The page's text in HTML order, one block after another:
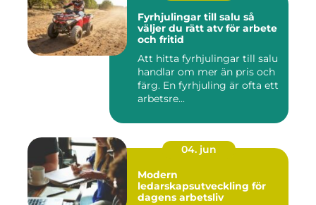
Fyrhjulingar till salu så
väljer du rätt atv för arbete
och fritid
Att hitta fyrhjulingar till salu
handlar om mer än pris och
färg. En fyrhjuling är ofta ett
arbetsre...
04. jun
Modern
ledarskapsutveckling för
dagens arbetsliv